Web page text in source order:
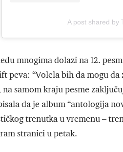
A post shared by
mnogima dolazi na 12.
peva: “Volela bih da mogu
na samom kraju pesme
da je album “antologija
trenutka u vremenu –
stranici u petak.